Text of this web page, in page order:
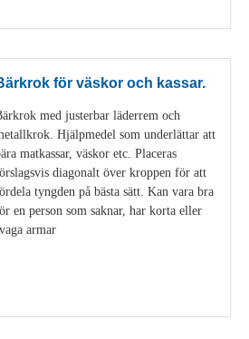
för väskor och kassar.
med justerbar läderrem och
Hjälpmedel som underlättar att
matkassar, väskor etc. Placeras
diagonalt över kroppen för att
tyngden på bästa sätt. Kan vara bra
en person som saknar, har korta eller
armar